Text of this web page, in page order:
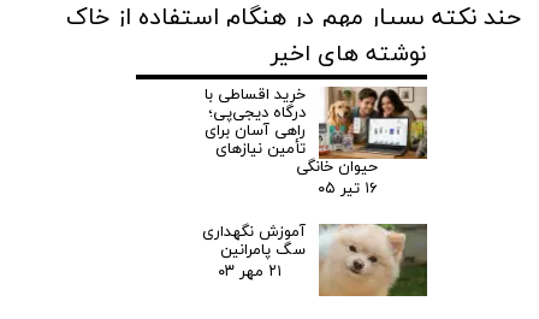
چند نکته بسیار مهم در هنگام استفاده از خاک
چند نکته مهم دیگر که باید برایخرید خاک گربهبدانید رت ادامه به شما
معرفی می‌کنیم:
سعی کنید برای گربه خود دو ظرف جداگانه برای ادرار و مدفوع قرار
ابعاد ظرف خاک گربه خود را به شکلی باید در نظر بگیرید که نه
آن‌چنان کوچک باشد که گربه در آن احساس راحتی نکند و نه
ظرف خاک و غذای گربه را به‌هیچ‌عنوان نزدیک یکدیگر قرار ندهید.
سانتی‌متر ازظرف خاک گربه
شما را بپوشاند تا گربه بتواند به‌راحتی
نوشته های اخیر
خرید اقساطی با
درگاه دیجی‌پی؛
راهی آسان برای
تأمین نیازهای
حیوان خانگی
۱۶ تیر ۰۵
آموزش نگهداری
سگ پامرانین‌
۲۱ مهر ۰۳